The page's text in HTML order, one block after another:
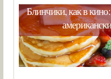
Блинчики, как в